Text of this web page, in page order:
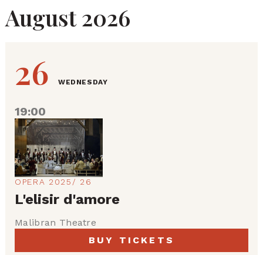
August 2026
26 WEDNESDAY
19:00
OPERA 2025/ 26
L'elisir d'amore
Malibran Theatre
BUY TICKETS